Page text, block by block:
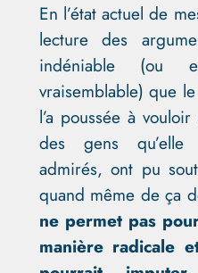
En l’état actuel de
lecture des
indéniable
vraisemblable) que
l’a poussée à
des gens
admirés, ont pu
quand même de ça
ne permet pas
manière radicale